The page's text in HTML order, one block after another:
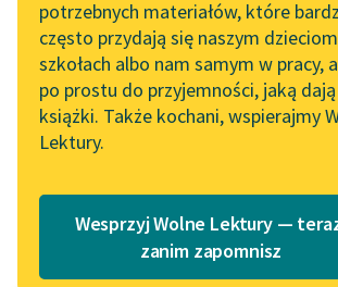
Nowy audiobook –
„Marzenie o Oriencie”
Sophie Elkan
Kolekcja Nadwyraz.com x
Wolne Lektury – idealna na
OAI-PMH
Widget
Przypisy
Katalog
potrzebnych materiałów, które
często przydają się naszym
szkołach albo nam samym w pracy,
po prostu do przyjemności, jaką
książki. Także kochani, wspierajmy
Lektury.
Wesprzyj Wolne Lektury —
zanim zapomnisz
Czytaj
Motyw: Bogactwo
Motyw przewidziany do